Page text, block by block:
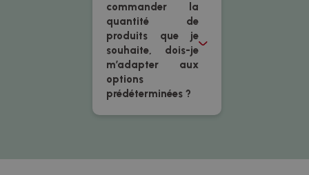
commander la
quantité de
produits que je
souhaite, dois-je
m’adapter aux
options
prédéterminées ?